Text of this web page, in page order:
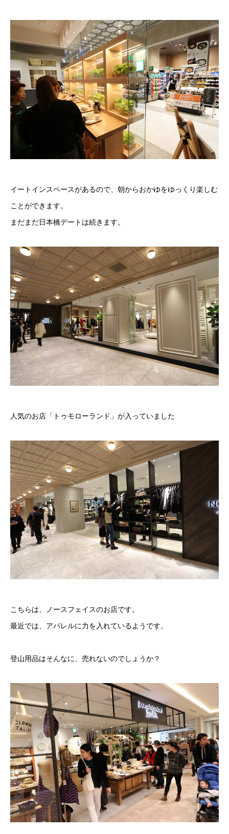
イートインスペースがあるので、朝からおかゆをゆっくり楽しむ
ことができます。
まだまだ日本橋デートは続きます。
人気のお店「トゥモローランド」が入っていました
こちらは、ノースフェイスのお店です。
最近では、アパレルに力を入れているようです。
登山用品はそんなに、売れないのでしょうか？